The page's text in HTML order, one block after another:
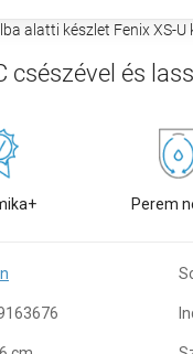
alatti készlet Fenix XS-
csészével és
Perem